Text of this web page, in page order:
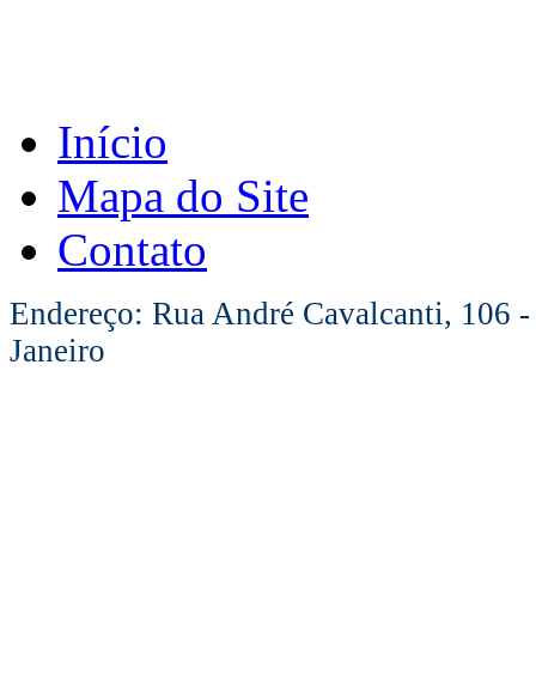
Início
Mapa do Site
Contato
Endereço: Rua André Cavalcanti, 106
Janeiro